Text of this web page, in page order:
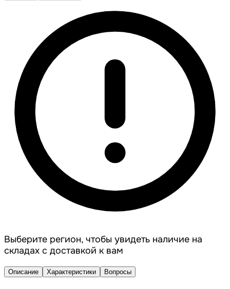
Выберите регион, чтобы увидеть наличие на
складах с доставкой к вам
Описание Характеристики Вопросы